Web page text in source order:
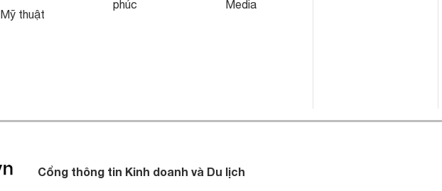
Mỹ thuật
phúc
Media
Cổng thông tin Kinh doanh và Du lịch